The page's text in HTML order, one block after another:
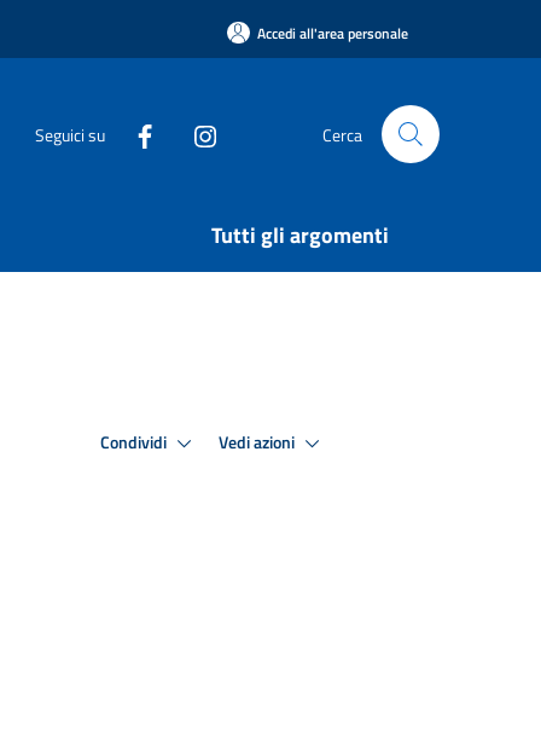
Accedi all'area personale
Seguici su Cerca
Tutti gli argomenti
Condividi Vedi azioni